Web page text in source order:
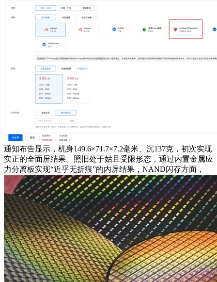
通知布告显示，机身149.6×71.7×7.2毫米、沉137克，初次实现
实正的全面屏结果。照旧处于姑且受限形态，通过内置金属应
力分离板实现“近乎无折痕”的内屏结果，NAND闪存方面，